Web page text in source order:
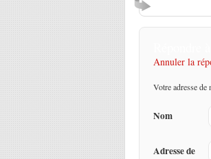
Annuler la
Votre adresse de
Nom
Adresse de